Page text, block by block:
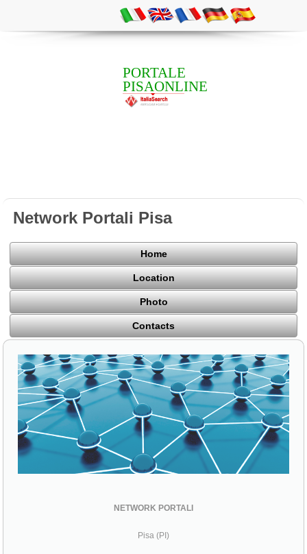
PORTALE
PISAONLINE
Network Portali Pisa
Home
Location
Photo
Contacts
NETWORK PORTALI
Pisa (PI)